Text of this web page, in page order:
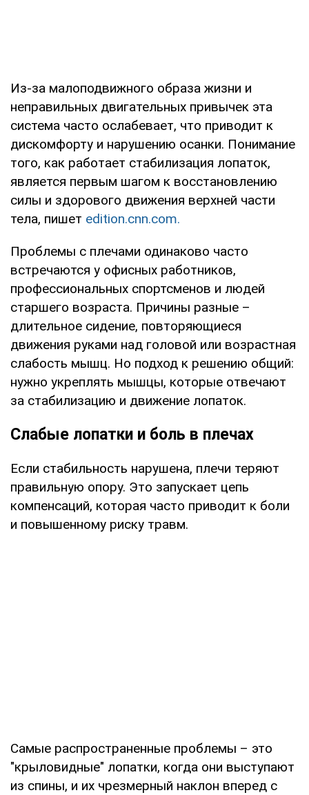
Из-за малоподвижного образа жизни и
неправильных двигательных привычек эта
система часто ослабевает, что приводит к
дискомфорту и нарушению осанки. Понимание
того, как работает стабилизация лопаток,
является первым шагом к восстановлению
силы и здорового движения верхней части
тела, пишет edition.cnn.com.
Проблемы с плечами одинаково часто
встречаются у офисных работников,
профессиональных спортсменов и людей
старшего возраста. Причины разные –
длительное сидение, повторяющиеся
движения руками над головой или возрастная
слабость мышц. Но подход к решению общий:
нужно укреплять мышцы, которые отвечают
за стабилизацию и движение лопаток.
Слабые лопатки и боль в плечах
Если стабильность нарушена, плечи теряют
правильную опору. Это запускает цепь
компенсаций, которая часто приводит к боли
и повышенному риску травм.
Самые распространенные проблемы – это
"крыловидные" лопатки, когда они выступают
из спины, и их чрезмерный наклон вперед с